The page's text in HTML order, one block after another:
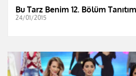
Bu Tarz Benim 12. Bölüm
24/01/2015